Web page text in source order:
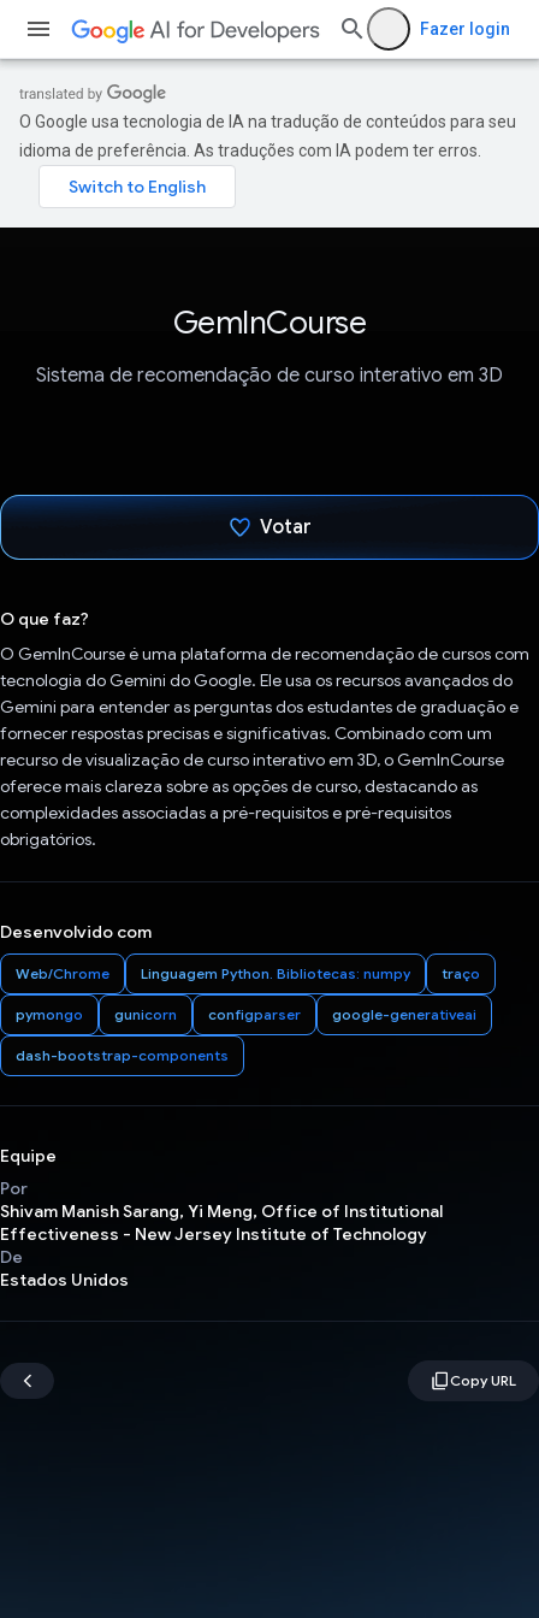
Fazer login
O Google usa tecnologia de IA na tradução de conteúdos para seu
idioma de preferência. As traduções com IA podem ter erros.
GemInCourse
Sistema de recomendação de curso interativo em 3D
Votar
O que faz?
O GemInCourse é uma plataforma de recomendação de cursos com
tecnologia do Gemini do Google. Ele usa os recursos avançados do
Gemini para entender as perguntas dos estudantes de graduação e
fornecer respostas precisas e significativas. Combinado com um
recurso de visualização de curso interativo em 3D, o GemInCourse
oferece mais clareza sobre as opções de curso, destacando as
complexidades associadas a pré-requisitos e pré-requisitos
obrigatórios.
Desenvolvido com
Web/Chrome Linguagem Python. Bibliotecas: numpy traço
pymongo gunicorn configparser google-generativeai
dash-bootstrap-components
Equipe
Por
Shivam Manish Sarang, Yi Meng, Office of Institutional
Effectiveness - New Jersey Institute of Technology
De
Estados Unidos